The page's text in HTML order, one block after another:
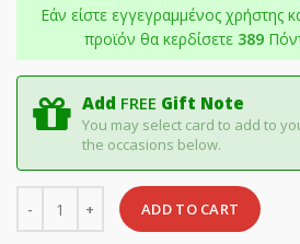
Εάν είστε εγγεγραμμένος χρήστης
προϊόν θα κερδίσετε 389
Add FREE Gift Note
You may select card to add to
the occasions below.
ADD TO CART